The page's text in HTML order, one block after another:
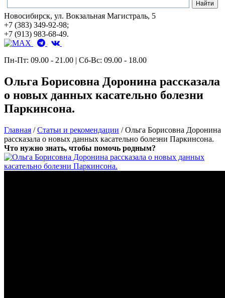
Новосибирск, ул. Вокзальная Магистраль, 5
+7 (383) 349-92-98;
+7 (913) 983-68-49.
Пн-Пт: 09.00 - 21.00 | Сб-Вс: 09.00 - 18.00
Ольга Борисовна Доронина рассказала
о новых данных касательно болезни
Паркинсона.
Главная /Статьи и рекомендации /Ольга Борисовна Доронина
рассказала о новых данных касательно болезни Паркинсона.
Что нужно знать, чтобы помочь родным?